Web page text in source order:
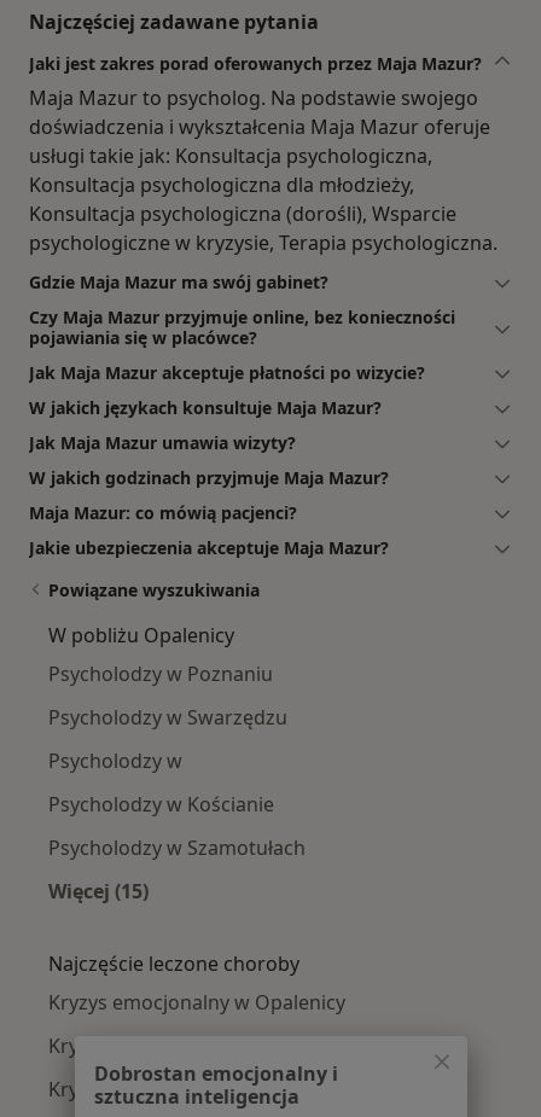
Najczęściej zadawane pytania
Jaki jest zakres porad oferowanych przez Maja Mazur?
Maja Mazur to psycholog. Na podstawie swojego
doświadczenia i wykształcenia Maja Mazur oferuje
usługi takie jak: Konsultacja psychologiczna,
Konsultacja psychologiczna dla młodzieży,
Konsultacja psychologiczna (dorośli), Wsparcie
psychologiczne w kryzysie, Terapia psychologiczna.
Gdzie Maja Mazur ma swój gabinet?
Czy Maja Mazur przyjmuje online, bez konieczności
pojawiania się w placówce?
Jak Maja Mazur akceptuje płatności po wizycie?
W jakich językach konsultuje Maja Mazur?
Jak Maja Mazur umawia wizyty?
W jakich godzinach przyjmuje Maja Mazur?
Maja Mazur: co mówią pacjenci?
Jakie ubezpieczenia akceptuje Maja Mazur?
Powiązane wyszukiwania
W pobliżu Opalenicy
Psycholodzy w Poznaniu
Psycholodzy w Swarzędzu
Psycholodzy w
Psycholodzy w Kościanie
Psycholodzy w Szamotułach
Więcej (15)
Najczęście leczone choroby
Kryzys emocjonalny w Opalenicy
Kryzys zawodowy w Opalenicy
Kryzys życiowy w Opalenicy
Dobrostan emocjonalny i
sztuczna inteligencja